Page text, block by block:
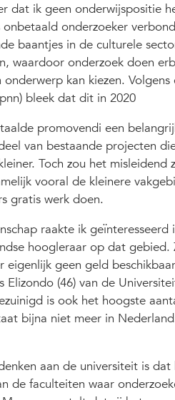
dat ik geen onderwijspositie
onbetaald onderzoeker
baantjes in de culturele
waardoor onderzoek doen
kan kiezen.
bleek dat dit in 2020
promovendi een
van bestaande projecten
Toch zou het
vooral de kleinere
gratis werk doen.
raakte ik
hoogleraar op dat
geen geld
Elizondo (46) van de
is ook het hoogste
bijna niet meer in
aan de universiteit is
de faculteiten waar